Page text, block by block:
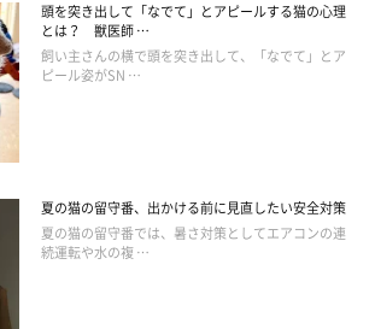
頭を突き出して「なでて」とアピールする猫の心理
とは？ 獣医師 …
飼い主さんの横で頭を突き出して、「なでて」とア
ピール姿がSN …
夏の猫の留守番、出かける前に見直したい安全対策
夏の猫の留守番では、暑さ対策としてエアコンの連
続運転や水の複 …